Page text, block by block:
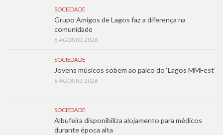
SOCIEDADE
Grupo Amigos de Lagos faz a diferença na
comunidade
6 AGOSTO, 2026
SOCIEDADE
Jovens músicos sobem ao palco do ‘Lagos MMFest’
6 AGOSTO, 2026
SOCIEDADE
Albufeira disponibiliza alojamento para médicos
durante época alta